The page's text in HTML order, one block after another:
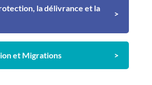
la délivrance et la
et Migrations